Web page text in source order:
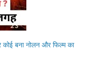
कोई बना नोलन और फिल्म का